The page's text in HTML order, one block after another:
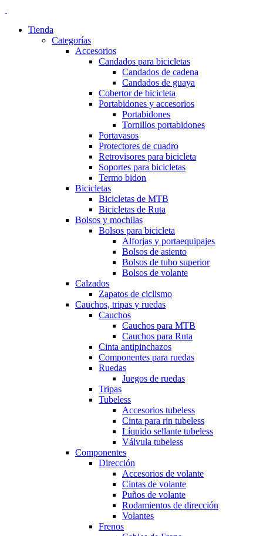
Tienda
Categorías
Accesorios
Candados para bicicletas
Candados de cadena
Candados de guaya
Cobertor de bicicleta
Portabidones y accesorios
Portabidones
Tornillos portabidones
Portavasos
Protectores de cuadro
Retrovisores para bicicleta
Soportes para bicicletas
Termo bidon
Bicicletas
Bicicletas de MTB
Bicicletas de Ruta
Bolsos y mochilas
Bolsos para bicicleta
Alforjas y portaequipajes
Bolsos de asiento
Bolsos de tubo superior
Bolsos de volante
Calzados
Zapatos de ciclismo
Cauchos, tripas y ruedas
Cauchos
Cauchos para MTB
Cauchos para Ruta
Cinta antipinchazos
Componentes para ruedas
Ruedas
Juegos de ruedas
Tripas
Tubeless
Accesorios tubeless
Cinta para rin tubeless
Líquido sellante tubeless
Válvula tubeless
Componentes
Dirección
Accesorios de volante
Cintas de volante
Puños de volante
Rodamientos de dirección
Volantes
Frenos